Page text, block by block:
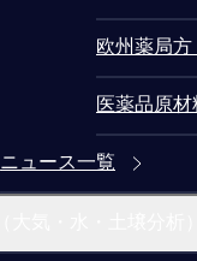
欧州薬局
医薬品原
ニュース一覧